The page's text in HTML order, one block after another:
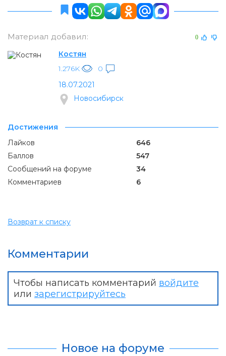
Материал добавил: 0
Костян
1.276K
0
18.07.2021
Новосибирск
Достижения
Лайков
646
Баллов
547
Сообщений на форуме
34
Комментариев
6
Возврат к списку
Комментарии
Чтобы написать комментарий войдите
или зарегистрируйтесь
Новое на форуме